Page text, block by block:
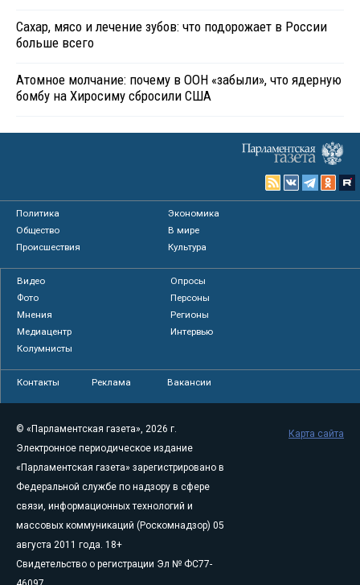
Сахар, мясо и лечение зубов: что подорожает в России
больше всего
Атомное молчание: почему в ООН «забыли», что ядерную
бомбу на Хиросиму сбросили США
Политика
Экономика
Общество
В мире
Происшествия
Культура
Видео
Опросы
Фото
Персоны
Мнения
Регионы
Медиацентр
Интервью
Колумнисты
Контакты Реклама Вакансии
© «Парламентская газета», 2026 г.
Электронное периодическое издание
«Парламентская газета» зарегистрировано в
Федеральной службе по надзору в сфере
связи, информационных технологий и
массовых коммуникаций (Роскомнадзор) 05
августа 2011 года. 18+
Свидетельство о регистрации Эл № ФС77-
Карта сайта